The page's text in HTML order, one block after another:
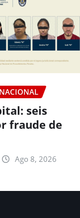
NACIONAL
seis
fraude de
Ago 8, 2026